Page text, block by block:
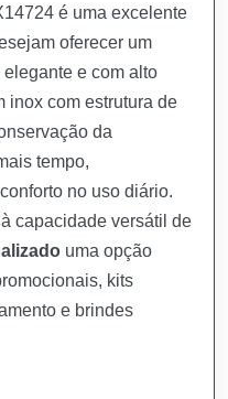
é uma excelente
oferecer um
elegante e com alto
inox com estrutura de
da
tempo,
no uso diário.
capacidade versátil de
uma opção
kits
e brindes